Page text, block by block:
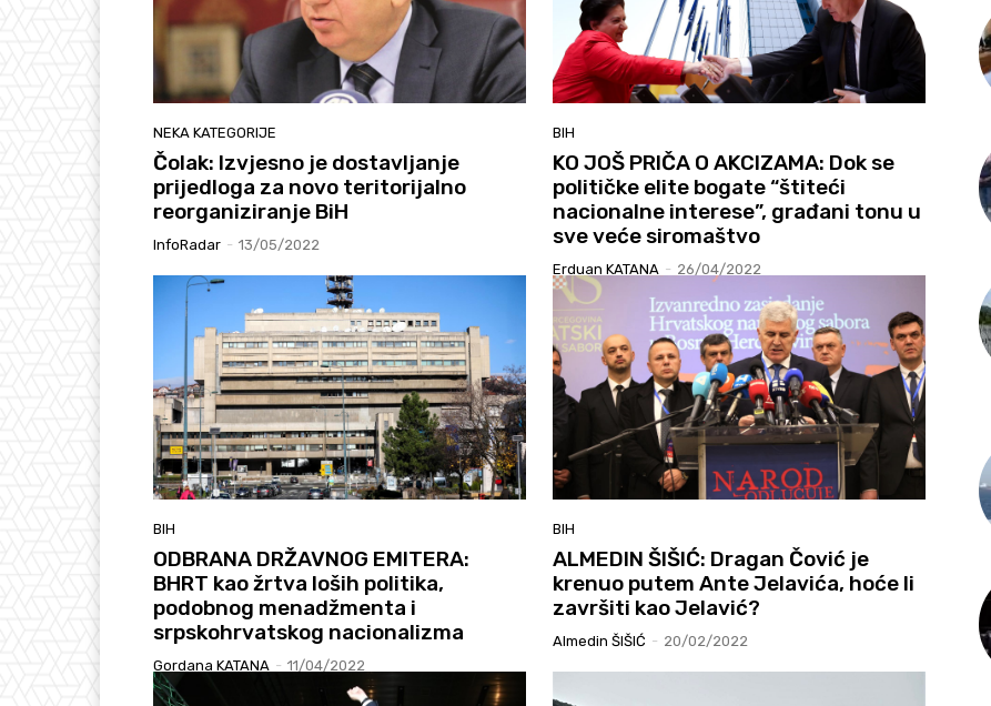
NEKA KATEGORIJE
Čolak: Izvjesno je dostavljanje
prijedloga za novo teritorijalno
reorganiziranje BiH
InfoRadar - 13/05/2022
BIH
KO JOŠ PRIČA O AKCIZAMA: Dok se
političke elite bogate “štiteći
nacionalne interese”, građani tonu u
sve veće siromaštvo
Erduan KATANA - 26/04/2022
BIH
ODBRANA DRŽAVNOG EMITERA:
BHRT kao žrtva loših politika,
podobnog menadžmenta i
srpskohrvatskog nacionalizma
Gordana KATANA - 11/04/2022
BIH
ALMEDIN ŠIŠIĆ: Dragan Čović je
krenuo putem Ante Jelavića, hoće li
završiti kao Jelavić?
Almedin ŠIŠIĆ - 20/02/2022